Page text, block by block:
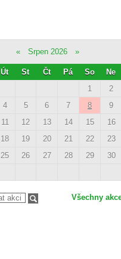
« Srpen 2026 »
Út St Čt Pá So
Ne
1
2
4 5 6 7 8
9
11 12 13 14 15
16
18 19 20 21 22
23
25 26 27 28 29
30
Všechny